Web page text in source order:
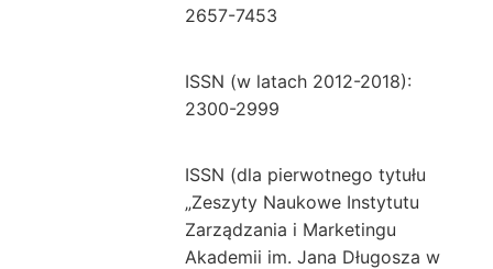
2657-7453
ISSN (w latach 2012-2018):
2300-2999
ISSN (dla pierwotnego tytułu
„Zeszyty Naukowe Instytutu
Zarządzania i Marketingu
Akademii im. Jana Długosza w